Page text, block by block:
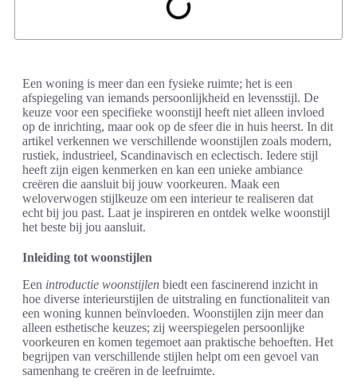
Een woning is meer dan een fysieke ruimte; het is een
afspiegeling van iemands persoonlijkheid en levensstijl. De
keuze voor een specifieke woonstijl heeft niet alleen invloed
op de inrichting, maar ook op de sfeer die in huis heerst. In dit
artikel verkennen we verschillende woonstijlen zoals modern,
rustiek, industrieel, Scandinavisch en eclectisch. Iedere stijl
heeft zijn eigen kenmerken en kan een unieke ambiance
creëren die aansluit bij jouw voorkeuren. Maak een
weloverwogen stijlkeuze om een interieur te realiseren dat
echt bij jou past. Laat je inspireren en ontdek welke woonstijl
het beste bij jou aansluit.
Inleiding tot woonstijlen
Een introductie woonstijlen biedt een fascinerend inzicht in
hoe diverse interieurstijlen de uitstraling en functionaliteit van
een woning kunnen beïnvloeden. Woonstijlen zijn meer dan
alleen esthetische keuzes; zij weerspiegelen persoonlijke
voorkeuren en komen tegemoet aan praktische behoeften. Het
begrijpen van verschillende stijlen helpt om een gevoel van
samenhang te creëren in de leefruimte.